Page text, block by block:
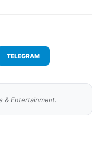
TELEGRAM
& Entertainment.